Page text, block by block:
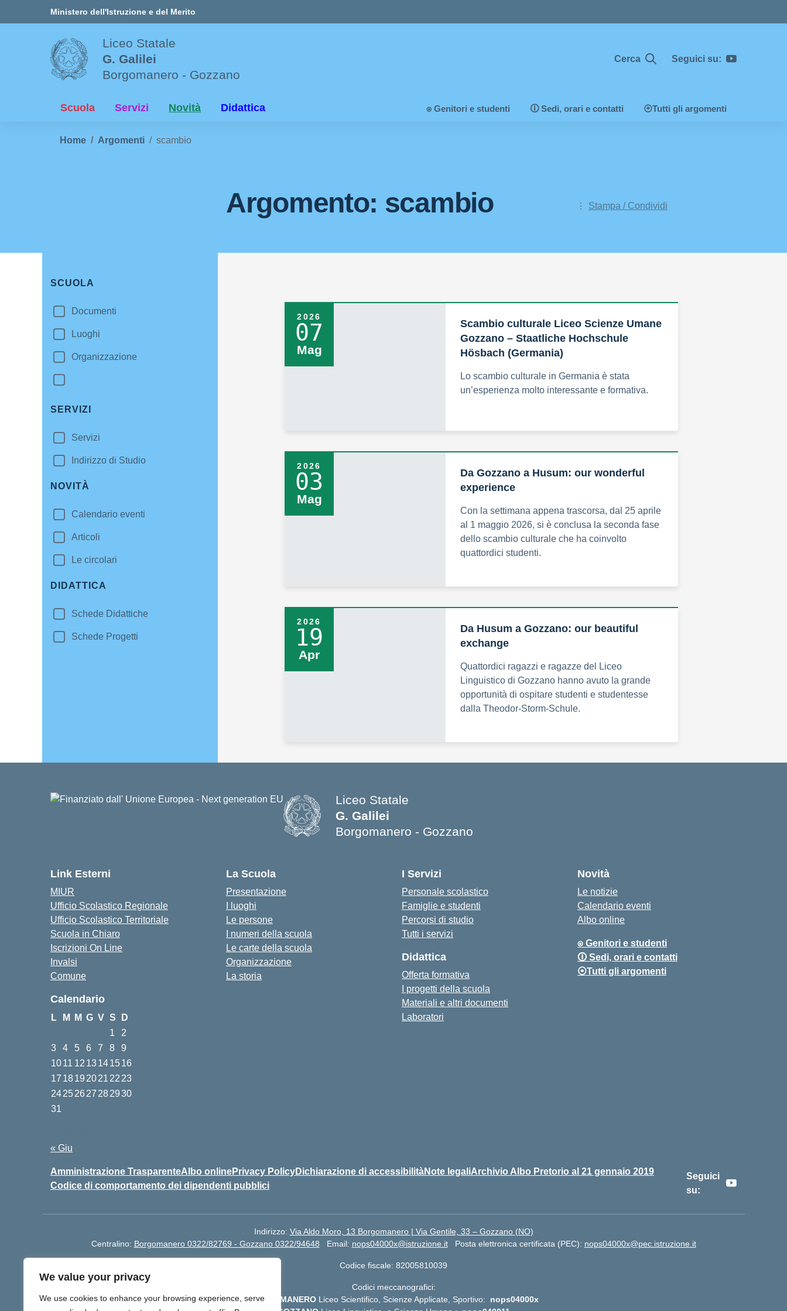
We value your privacy
We use cookies to enhance your browsing experience, serve
Ministero dell'Istruzione e del Merito
Liceo Statale
G. Galilei
Borgomanero - Gozzano
Cerca Seguici su:
Scuola Servizi Novità Didattica ⍟ Genitori e studenti 🛈 Sedi, orari e contatti ⦿Tutti gli argomenti
Home Argomenti scambio
Argomento: scambio Stampa / Condividi
SCUOLA
Documenti
Luoghi
Organizzazione
SERVIZI
Servizi
Indirizzo di Studio
NOVITÀ
Calendario eventi
Articoli
Le circolari
DIDATTICA
Schede Didattiche
Schede Progetti
2026
07
Mag
Scambio culturale Liceo Scienze Umane
Gozzano – Staatliche Hochschule
Hösbach (Germania)
Lo scambio culturale in Germania è stata
un’esperienza molto interessante e formativa.
2026
03
Mag
Da Gozzano a Husum: our wonderful
experience
Con la settimana appena trascorsa, dal 25 aprile
al 1 maggio 2026, si è conclusa la seconda fase
dello scambio culturale che ha coinvolto
quattordici studenti.
2026
19
Apr
Da Husum a Gozzano: our beautiful
exchange
Quattordici ragazzi e ragazze del Liceo
Linguistico di Gozzano hanno avuto la grande
opportunità di ospitare studenti e studentesse
dalla Theodor-Storm-Schule.
Liceo Statale
G. Galilei
Borgomanero - Gozzano
Link Esterni
MIUR
Ufficio Scolastico Regionale
Ufficio Scolastico Territoriale
Scuola in Chiaro
Iscrizioni On Line
Invalsi
Comune
Calendario
L M M G V S
D
1
2
3
4 5 6 7 8
9
1011 12 13141516
17 1819 2021 22 23
24252627 282930
31
« Giu
La Scuola
Presentazione
I luoghi
Le persone
I numeri della scuola
Le carte della scuola
Organizzazione
La storia
I Servizi
Personale scolastico
Famiglie e studenti
Percorsi di studio
Tutti i servizi
Didattica
Offerta formativa
I progetti della scuola
Materiali e altri documenti
Laboratori
Novità
Le notizie
Calendario eventi
Albo online
⍟ Genitori e studenti
🛈 Sedi, orari e contatti
⦿Tutti gli argomenti
Amministrazione TrasparenteAlbo onlinePrivacy PolicyDichiarazione di accessibilitàNote legaliArchivio Albo Pretorio al 21 gennaio 2019
Codice di comportamento dei dipendenti pubblici
Seguici
su:
Indirizzo: Via Aldo Moro, 13 Borgomanero | Via Gentile, 33 – Gozzano (NO)
Centralino: Borgomanero 0322/82769 - Gozzano 0322/94648 Email: nops04000x@istruzione.it Posta elettronica certificata (PEC): nops04000x@pec.istruzione.it
Codice fiscale: 82005810039
Codici meccanografici:
BORGOMANEROLiceo Scientifico, Scienze Applicate, Sportivo: nops04000x